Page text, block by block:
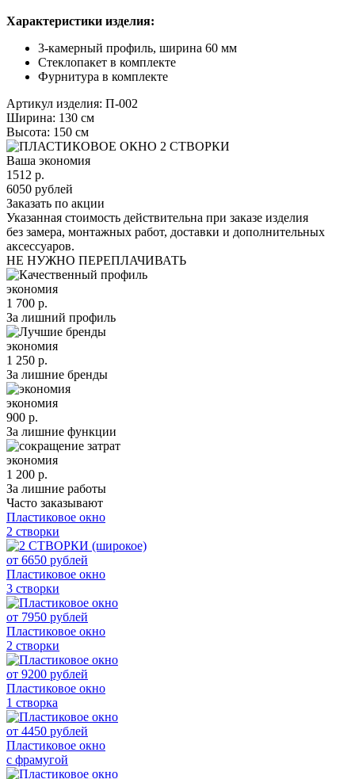
Характеристики изделия:
3-камерный профиль, ширина 60 мм
Стеклопакет в комплекте
Фурнитура в комплекте
Артикул изделия: П-002
Ширина: 130 см
Высота: 150 см
Ваша экономия
1512 р.
6050 рублей
Заказать по акции
Указанная стоимость действительна при заказе изделия
без замера, монтажных работ, доставки и дополнительных
аксессуаров.
НЕ НУЖНО ПЕРЕПЛАЧИВАТЬ
экономия
1 700 р.
За лишний профиль
экономия
1 250 р.
За лишние бренды
экономия
900 р.
За лишние функции
экономия
1 200 р.
За лишние работы
Часто заказывают
Пластиковое окно
2 створки
от 6650 рублей
Пластиковое окно
3 створки
от 7950 рублей
Пластиковое окно
2 створки
от 9200 рублей
Пластиковое окно
1 створка
от 4450 рублей
Пластиковое окно
с фрамугой